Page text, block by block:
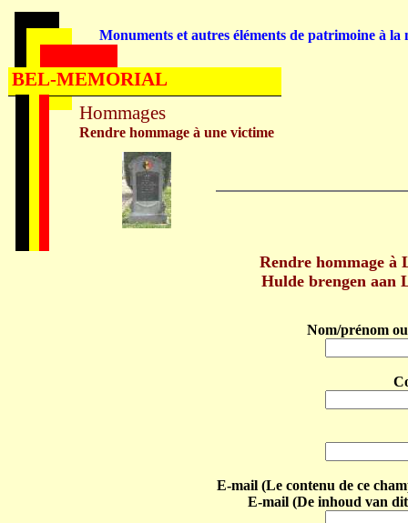
Rendre hommage à
Hulde brengen aan
Nom/prénom
E-mail (Le contenu de ce
E-mail (De inhoud van
Hommages
Rendre hommage à une victime
Monuments et autres éléments de patrimoine à la
BEL-MEMORIAL